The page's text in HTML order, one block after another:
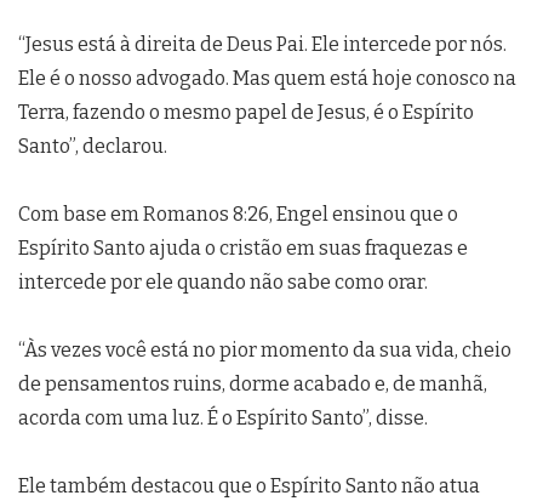
“Jesus está à direita de Deus Pai. Ele intercede por nós.
Ele é o nosso advogado. Mas quem está hoje conosco na
Terra, fazendo o mesmo papel de Jesus, é o Espírito
Santo”, declarou.
Com base em Romanos 8:26, Engel ensinou que o
Espírito Santo ajuda o cristão em suas fraquezas e
intercede por ele quando não sabe como orar.
“Às vezes você está no pior momento da sua vida, cheio
de pensamentos ruins, dorme acabado e, de manhã,
acorda com uma luz. É o Espírito Santo”, disse.
Ele também destacou que o Espírito Santo não atua